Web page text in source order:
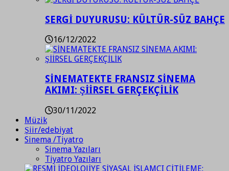
SERGİ DUYURUSU: KÜLTÜR-SÜZ BAHÇE
16/12/2022
SİNEMATEKTE FRANSIZ SİNEMA
AKIMI: ŞİİRSEL GERÇEKÇİLİK
30/11/2022
Müzik
Şiir/edebiyat
Sinema /Tiyatro
Sinema Yazıları
Tiyatro Yazıları